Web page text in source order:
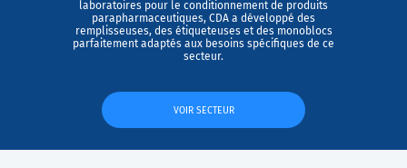
laboratoires pour le conditionnement de produits
parapharmaceutiques, CDA a développé des
remplisseuses, des étiqueteuses et des monoblocs
parfaitement adaptés aux besoins spécifiques de ce
secteur.
VOIR SECTEUR